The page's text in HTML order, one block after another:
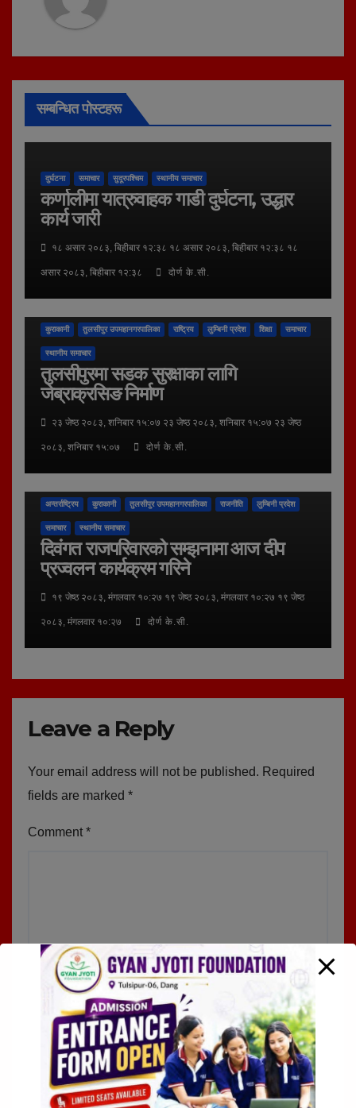
सम्बन्धित पोस्टहरू
दुर्घटना समाचार सुदूरपश्चिम स्थानीय समाचार
कर्णालीमा यात्रुवाहक गाडी दुर्घटना, उद्धार
कार्य जारी
१८ असार २०८३, बिहीबार १२:३८ १८ असार २०८३, बिहीबार १२:३८ १८
असार २०८३, बिहीबार १२:३८ दोर्ण के.सी.
कुराकानी तुलसीपुर उपमहानगरपालिका राष्ट्रिय लुम्बिनी प्रदेश शिक्षा समाचार
स्थानीय समाचार
तुलसीपुरमा सडक सुरक्षाका लागि
जेब्राक्रसिङ निर्माण
२३ जेष्ठ २०८३, शनिबार १५:०७ २३ जेष्ठ २०८३, शनिबार १५:०७ २३ जेष्ठ
२०८३, शनिबार १५:०७ दोर्ण के.सी.
अन्तर्राष्ट्रिय कुराकानी तुलसीपुर उपमहानगरपालिका राजनीति लुम्बिनी प्रदेश
समाचार स्थानीय समाचार
दिवंगत राजपरिवारको सम्झनामा आज दीप
प्रज्वलन कार्यक्रम गरिने
१९ जेष्ठ २०८३, मंगलवार १०:२७ १९ जेष्ठ २०८३, मंगलवार १०:२७ १९ जेष्ठ
२०८३, मंगलवार १०:२७ दोर्ण के.सी.
Leave a Reply
Your email address will not be published. Required
fields are marked *
Comment*